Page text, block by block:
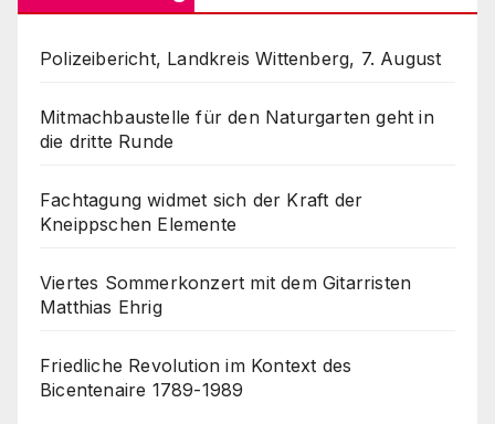
Polizeibericht, Landkreis Wittenberg, 7. August
Mitmachbaustelle für den Naturgarten geht in
die dritte Runde
Fachtagung widmet sich der Kraft der
Kneippschen Elemente
Viertes Sommerkonzert mit dem Gitarristen
Matthias Ehrig
Friedliche Revolution im Kontext des
Bicentenaire 1789-1989